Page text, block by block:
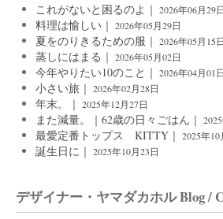
これがないと困るのよ｜ 2026年06月29日
料理は愉しい｜ 2026年05月29日
夏をのりきるための服｜ 2026年05月15日
蒸しにはまる｜ 2026年05月02日
今年やりたい10のこと｜ 2026年04月01日
小さい旅｜ 2026年02月28日
年末。｜ 2025年12月27日
また減量。｜62歳の日々ごはん｜
最愛定番トップス KITTY｜ 2025年10
誕生日に｜ 2025年10月23日
デザイナー・ヤマダカホル Blog /